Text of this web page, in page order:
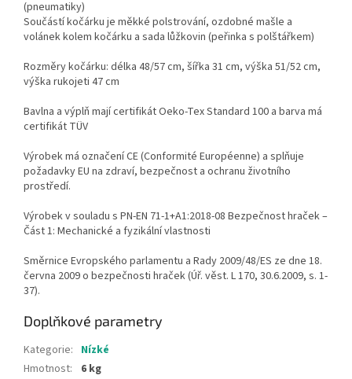
(pneumatiky)
Součástí kočárku je měkké polstrování, ozdobné mašle a
volánek kolem kočárku a sada lůžkovin (peřinka s polštářkem)
Rozměry kočárku: délka 48/57 cm, šířka 31 cm, výška 51/52 cm,
výška rukojeti 47 cm
Bavlna a výplň mají certifikát Oeko-Tex Standard 100 a barva má
certifikát TÜV
Výrobek má označení CE (Conformité Européenne) a splňuje
požadavky EU na zdraví, bezpečnost a ochranu životního
prostředí.
Výrobek v souladu s PN-EN 71-1+A1:2018-08 Bezpečnost hraček –
Část 1: Mechanické a fyzikální vlastnosti
Směrnice Evropského parlamentu a Rady 2009/48/ES ze dne 18.
června 2009 o bezpečnosti hraček (Úř. věst. L 170, 30.6.2009, s. 1-
37).
Doplňkové parametry
Kategorie: Nízké
Hmotnost:
6 kg